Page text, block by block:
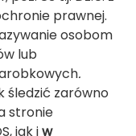
prawnej.
osobom
lub
.
śledzić zarówno
stronie
jak iw